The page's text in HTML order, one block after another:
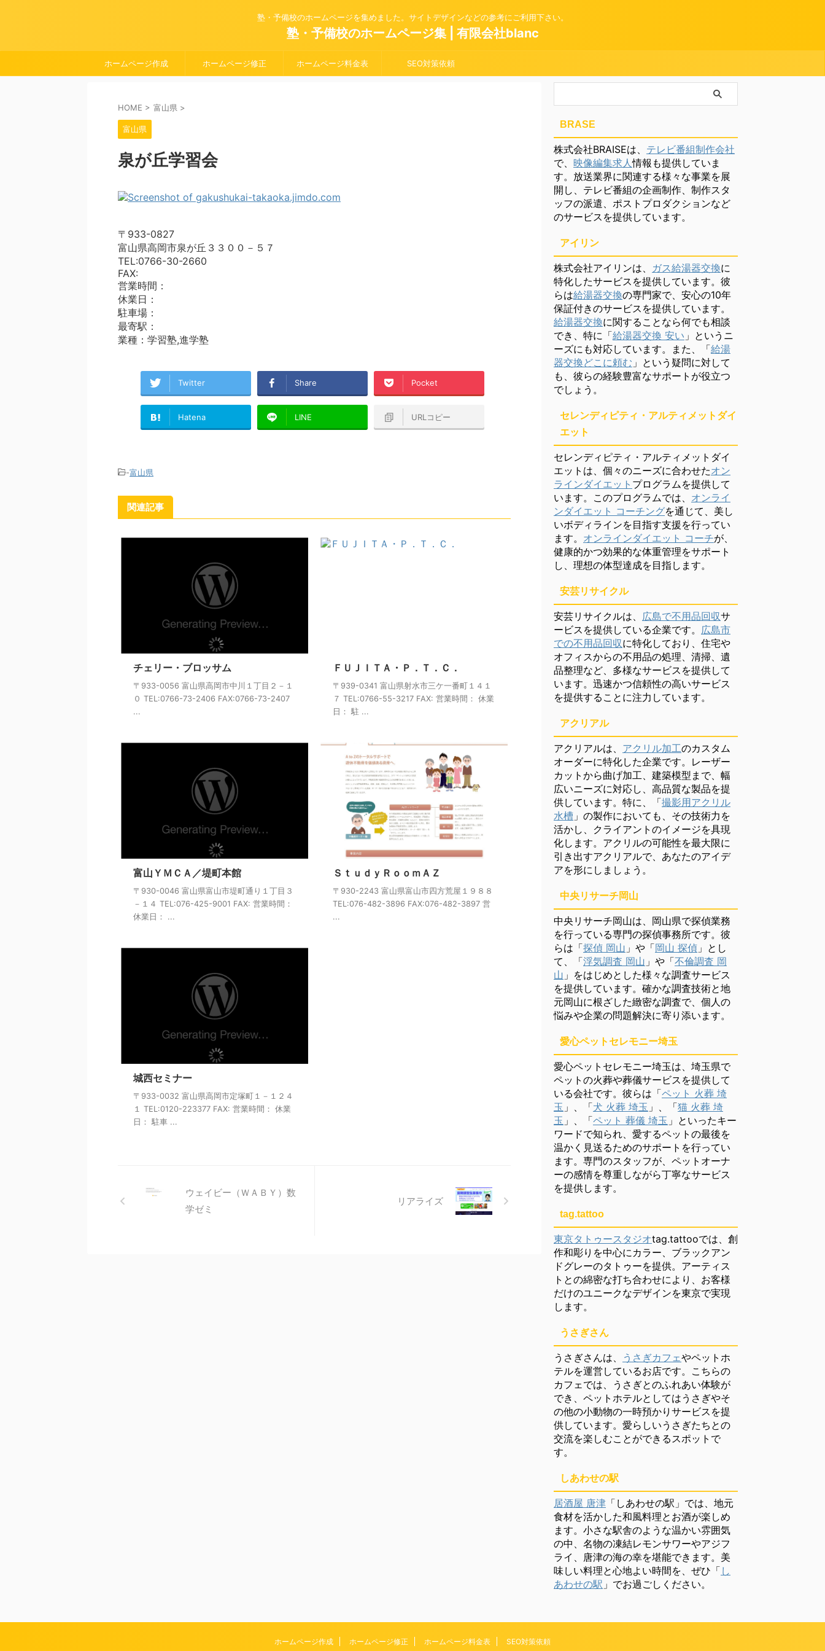
塾・予備校のホームページを集めました。サイトデザインなどの参考にご利用下さい。
塾・予備校のホームページ集 | 有限会社blanc
ホームページ作成 ホームページ修正 ホームページ料金表 SEO対策依頼
HOME > 富山県 >
富山県
泉が丘学習会
〒933-0827
富山県高岡市泉が丘３３００－５７
TEL:0766-30-2660
FAX:
営業時間：
休業日：
駐車場：
最寄駅：
業種：学習塾,進学塾
Twitter Share Pocket
Hatena LINE URLコピー
-富山県
関連記事
チェリー・ブロッサム
〒933-0056 富山県高岡市中川１丁目２－１
０ TEL:0766-73-2406 FAX:0766-73-2407
...
ＦＵＪＩＴＡ・Ｐ．Ｔ．Ｃ．
〒939-0341 富山県射水市三ケ一番町１４１
７ TEL:0766-55-3217 FAX: 営業時間： 休業
日： 駐 ...
富山ＹＭＣＡ／堤町本館
〒930-0046 富山県富山市堤町通り１丁目３
－１４ TEL:076-425-9001 FAX: 営業時間：
休業日： ...
ＳｔｕｄｙＲｏｏｍＡＺ
〒930-2243 富山県富山市四方荒屋１９８８
TEL:076-482-3896 FAX:076-482-3897 営
...
城西セミナー
〒933-0032 富山県高岡市定塚町１－１２４
１ TEL:0120-223377 FAX: 営業時間： 休業
日： 駐車 ...
ウェイビー（ＷＡＢＹ）数
学ゼミ
リアライズ
BRASE
株式会社BRAISEは、 テレビ番組制作会社
で、 映像編集求人情報も提供していま
す。放送業界に関連する様々な事業を展
開し、テレビ番組の企画制作、制作スタ
ッフの派遣、ポストプロダクションなど
のサービスを提供しています。
アイリン
株式会社アイリンは、 ガス給湯器交換に
特化したサービスを提供しています。彼
らは給湯器交換の専門家で、安心の10年
保証付きのサービスを提供しています。
給湯器交換に関することなら何でも相談
でき、特に「給湯器交換 安い 」というニ
ーズにも対応しています。また、「給湯
器交換どこに頼む 」という疑問に対して
も、彼らの経験豊富なサポートが役立つ
でしょう。
セレンディピティ・アルティメットダイ
エット
セレンディピティ・アルティメットダイ
エットは、個々のニーズに合わせたオン
ラインダイエット プログラムを提供して
います。このプログラムでは、 オンライ
ンダイエット コーチングを通じて、美し
いボディラインを目指す支援を行ってい
ます。 オンラインダイエット コーチが、
健康的かつ効果的な体重管理をサポート
し、理想の体型達成を目指します。
安芸リサイクル
安芸リサイクルは、 広島で不用品回収サ
ービスを提供している企業です。 広島市
での不用品回収に特化しており、住宅や
オフィスからの不用品の処理、清掃、遺
品整理など、多様なサービスを提供して
います。迅速かつ信頼性の高いサービス
を提供することに注力しています。
アクリアル
アクリアルは、 アクリル加工のカスタム
オーダーに特化した企業です。レーザー
カットから曲げ加工、建築模型まで、幅
広いニーズに対応し、高品質な製品を提
供しています。特に、「撮影用アクリル
水槽 」の製作においても、その技術力を
活かし、クライアントのイメージを具現
化します。アクリルの可能性を最大限に
引き出すアクリアルで、あなたのアイデ
アを形にしましょう。
中央リサーチ岡山
中央リサーチ岡山は、岡山県で探偵業務
を行っている専門の探偵事務所です。彼
らは「探偵 岡山 」や「岡山 探偵 」とし
て、「浮気調査 岡山 」や「不倫調査 岡
山 」をはじめとした様々な調査サービス
を提供しています。確かな調査技術と地
元岡山に根ざした緻密な調査で、個人の
悩みや企業の問題解決に寄り添います。
愛心ペットセレモニー埼玉
愛心ペットセレモニー埼玉は、埼玉県で
ペットの火葬や葬儀サービスを提供して
いる会社です。彼らは「ペット 火葬 埼
玉 」、「犬 火葬 埼玉 」、「猫 火葬 埼
玉 」、「ペット 葬儀 埼玉 」といったキー
ワードで知られ、愛するペットの最後を
温かく見送るためのサポートを行ってい
ます。専門のスタッフが、ペットオーナ
ーの感情を尊重しながら丁寧なサービス
を提供します。
tag.tattoo
東京タトゥースタジオtag.tattooでは、創
作和彫りを中心にカラー、ブラックアン
ドグレーのタトゥーを提供。アーティス
トとの綿密な打ち合わせにより、お客様
だけのユニークなデザインを東京で実現
します。
うさぎさん
うさぎさんは、 うさぎカフェやペットホ
テルを運営しているお店です。こちらの
カフェでは、うさぎとのふれあい体験が
でき、ペットホテルとしてはうさぎやそ
の他の小動物の一時預かりサービスを提
供しています。愛らしいうさぎたちとの
交流を楽しむことができるスポットで
す。
しあわせの駅
居酒屋 唐津 「しあわせの駅」では、地元
食材を活かした和風料理とお酒が楽しめ
ます。小さな駅舎のような温かい雰囲気
の中、名物の凍結レモンサワーやアジフ
ライ、唐津の海の幸を堪能できます。美
味しい料理と心地よい時間を、ぜひ「 し
あわせの駅 」でお過ごしください。
ホームページ作成 ホームページ修正 ホームページ料金表 SEO対策依頼